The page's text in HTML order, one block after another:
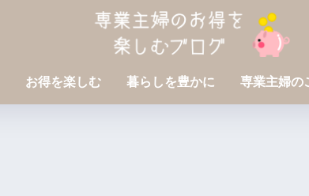
お得を楽しむ 暮らしを豊かに 専業主婦の